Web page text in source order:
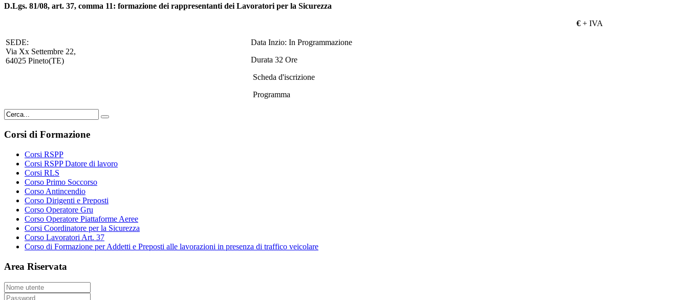
D.Lgs. 81/08, art. 37, comma 11: formazione dei rappresentanti dei Lavoratori per la Sicurezza
€ + IVA
SEDE:
Via Xx Settembre 22,
64025 Pineto(TE)
Data Inzio: In Programmazione
Durata 32 Ore
Scheda d'iscrizione
Programma
Corsi di Formazione
Corsi RSPP
Corsi RSPP Datore di lavoro
Corsi RLS
Corso Primo Soccorso
Corso Antincendio
Corso Dirigenti e Preposti
Corso Operatore Gru
Corso Operatore Piattaforme Aeree
Corsi Coordinatore per la Sicurezza
Corso Lavoratori Art. 37
Corso di Formazione per Addetti e Preposti alle lavorazioni in presenza di traffico veicolare
Area Riservata